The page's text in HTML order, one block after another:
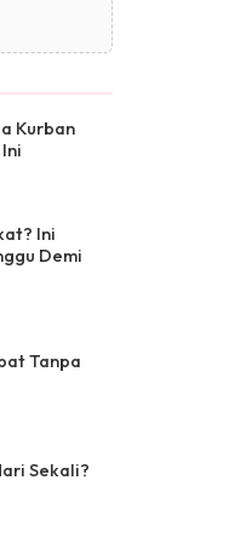
Kurban
Ini
Demi
Tanpa
Sekali?